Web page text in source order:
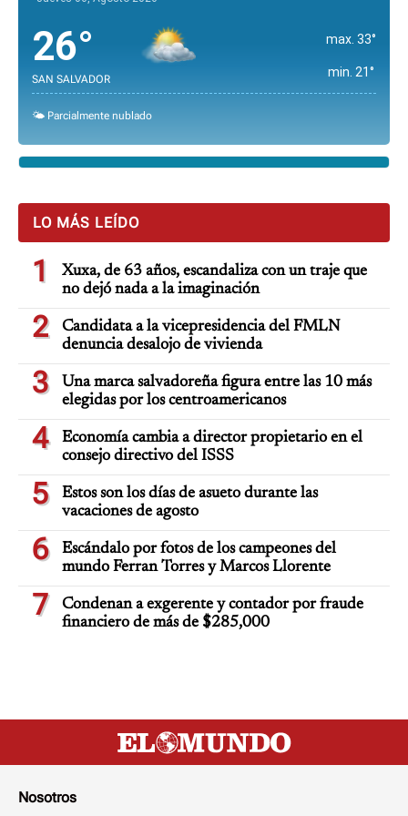
26°
SAN SALVADOR
max. 33°
min. 21°
🌤️ Parcialmente nublado
LO MÁS LEÍDO
1
Xuxa, de 63 años, escandaliza con un traje que
no dejó nada a la imaginación
2
Candidata a la vicepresidencia del FMLN
denuncia desalojo de vivienda
3
Una marca salvadoreña figura entre las 10 más
elegidas por los centroamericanos
4
Economía cambia a director propietario en el
consejo directivo del ISSS
5
Estos son los días de asueto durante las
vacaciones de agosto
6
Escándalo por fotos de los campeones del
mundo Ferran Torres y Marcos Llorente
7
Condenan a exgerente y contador por fraude
financiero de más de $285,000
Nosotros